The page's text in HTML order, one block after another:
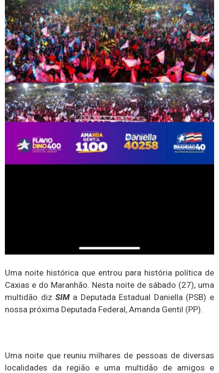
Uma noite histórica que entrou para história política de
Caxias e do Maranhão. Nesta noite de sábado (27), uma
multidão dizSIMa Deputada Estadual Daniella (PSB) e
nossa próxima Deputada Federal, Amanda Gentil (PP).
Uma noite que reuniu milhares de pessoas de diversas
localidades da região e uma multidão de amigos e